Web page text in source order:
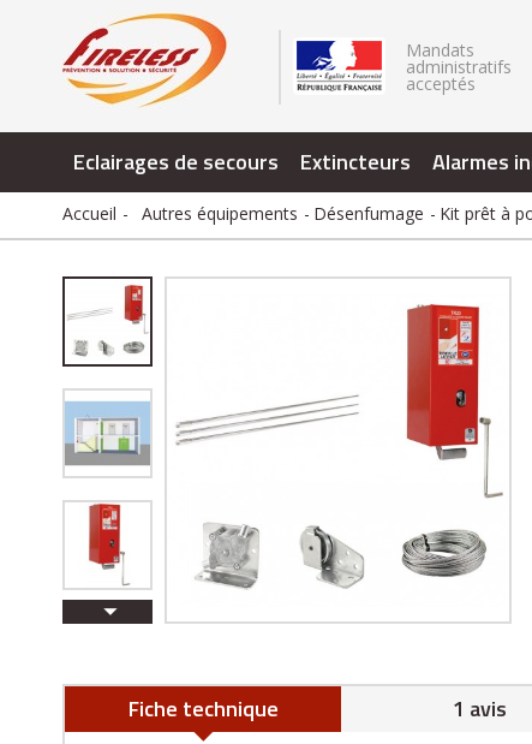
Mandats
administratifs
acceptés
Eclairages de secours Extincteurs Alarmes
Accueil Autres équipements Désenfumage Kit prêt à
Fiche technique 1 avis